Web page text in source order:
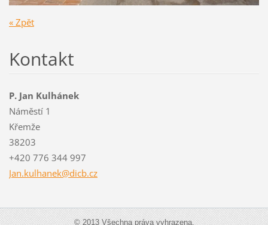
« Zpět
Kontakt
P. Jan Kulhánek
Náměstí 1
Křemže
38203
+420 776 344 997
Jan.kulhanek@dicb.cz
© 2013 Všechna práva vyhrazena.